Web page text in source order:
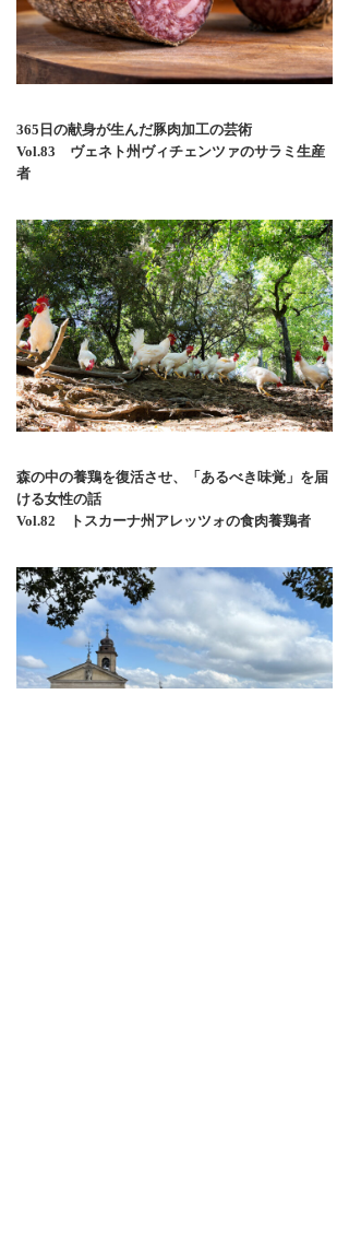
365日の献身が生んだ豚肉加工の芸術
Vol.83 ヴェネト州ヴィチェンツァのサラミ生産
者
森の中の養鶏を復活させ、「あるべき味覚」を届
ける女性の話
Vol.82 トスカーナ州アレッツォの食肉養鶏者